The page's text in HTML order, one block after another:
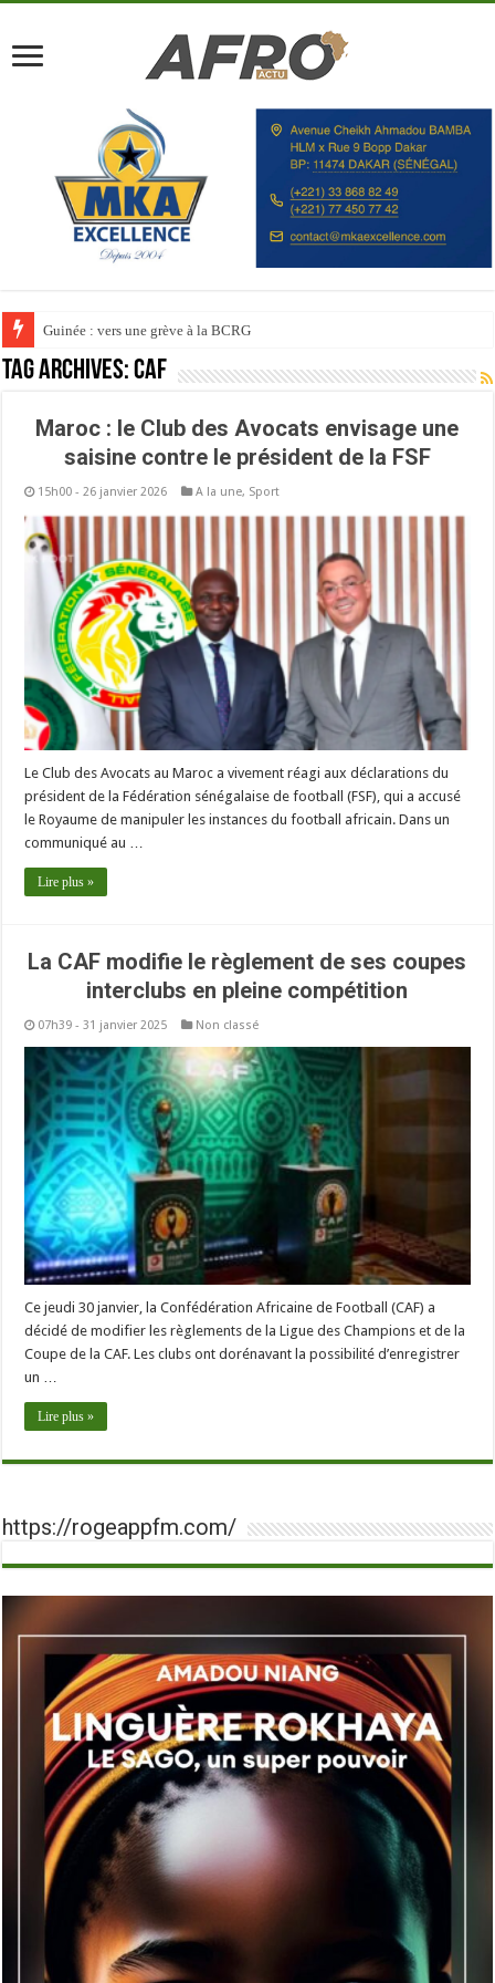
Guinée : vers une grève à la BCRG
Tag Archives:Caf
Maroc : le Club des Avocats envisage une
saisine contre le président de la FSF
15h00 - 26 janvier 2026 A la une, Sport
Le Club des Avocats au Maroc a vivement réagi aux déclarations du
président de la Fédération sénégalaise de football (FSF), qui a accusé
le Royaume de manipuler les instances du football africain. Dans un
communiqué au …
Lire plus »
La CAF modifie le règlement de ses coupes
interclubs en pleine compétition
07h39 - 31 janvier 2025 Non classé
Ce jeudi 30 janvier, la Confédération Africaine de Football (CAF) a
décidé de modifier les règlements de la Ligue des Champions et de la
Coupe de la CAF. Les clubs ont dorénavant la possibilité d’enregistrer
un …
Lire plus »
https://rogeappfm.com/